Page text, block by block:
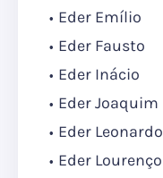
Eder Emílio
Eder Fausto
Eder Inácio
Eder Joaquim
Eder Leonardo
Eder Lourenço